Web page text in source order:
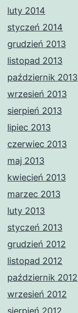
luty 2014
styczeń 2014
grudzień 2013
listopad 2013
październik 2013
wrzesień 2013
sierpień 2013
lipiec 2013
czerwiec 2013
maj 2013
kwiecień 2013
marzec 2013
luty 2013
styczeń 2013
grudzień 2012
listopad 2012
październik 2012
wrzesień 2012
sierpień 2012